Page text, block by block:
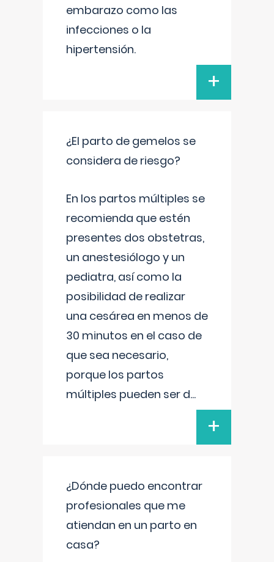
embarazo como las
infecciones o la
hipertensión.
+
¿El parto de gemelos se
considera de riesgo?
En los partos múltiples se
recomienda que estén
presentes dos obstetras,
un anestesiólogo y un
pediatra, así como la
posibilidad de realizar
una cesárea en menos de
30 minutos en el caso de
que sea necesario,
porque los partos
múltiples pueden ser d...
+
¿Dónde puedo encontrar
profesionales que me
atiendan en un parto en
casa?